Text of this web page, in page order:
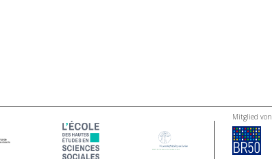
Mitglied von